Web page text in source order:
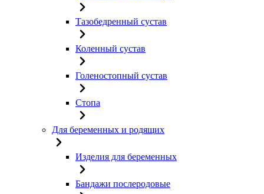
Тазобедренный сустав
Коленный сустав
Голеностопный сустав
Стопа
Для беременных и родящих
Изделия для беременных
Бандажи послеродовые